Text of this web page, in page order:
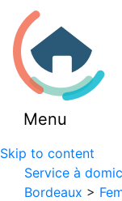
Menu
Skip to content
Service à
Bordeaux >